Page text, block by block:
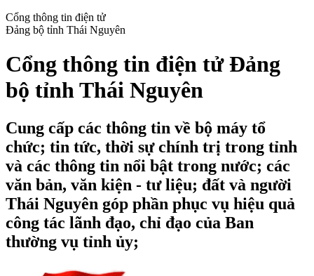
Cổng thông tin điện tử
Đảng bộ tỉnh Thái Nguyên
Cổng thông tin điện tử Đảng
bộ tỉnh Thái Nguyên
Cung cấp các thông tin về bộ máy tổ
chức; tin tức, thời sự chính trị trong tỉnh
và các thông tin nổi bật trong nước; các
văn bản, văn kiện - tư liệu; đất và người
Thái Nguyên góp phần phục vụ hiệu quả
công tác lãnh đạo, chỉ đạo của Ban
thường vụ tỉnh ủy;